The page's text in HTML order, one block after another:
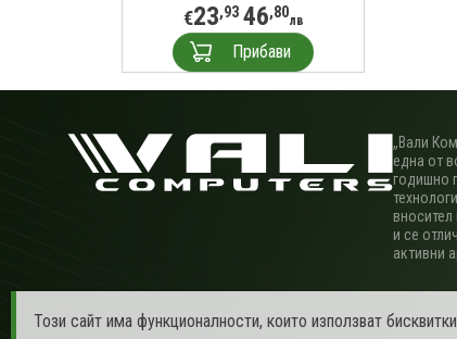
€23,93 46,80лв
Прибави
„Вали
една от
годишно
и се
активни
Този сайт има функционалности, които използват